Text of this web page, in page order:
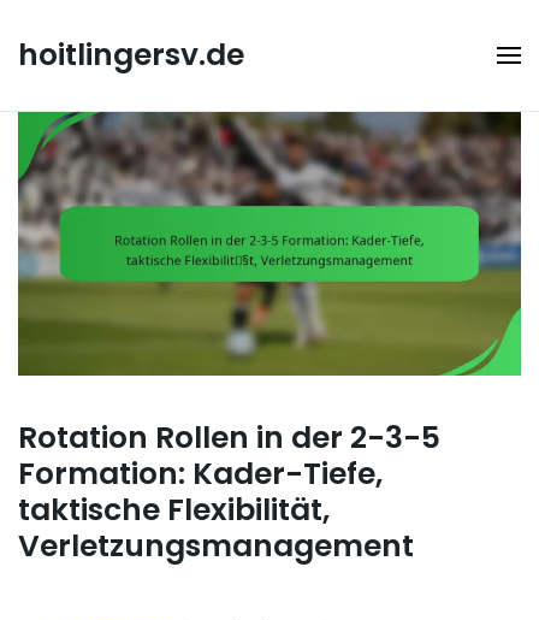
content
hoitlingersv.de
Rotation Rollen in der 2-3-5
Formation: Kader-Tiefe,
taktische Flexibilität,
Verletzungsmanagement